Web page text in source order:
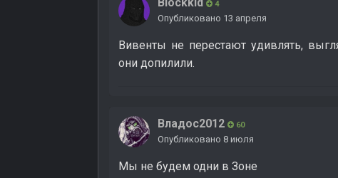
Blockkid 4
Опубликовано 13 апреля
Вивенты не перестают удивлять,
они допилили.
Владос2012 60
Опубликовано 8 июля
Мы не будем одни в Зоне